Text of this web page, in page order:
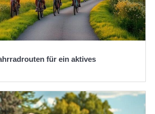
für ein aktives